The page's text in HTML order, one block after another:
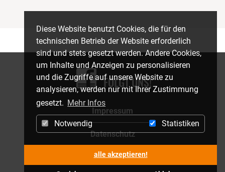
FOLGT UNS!
Impressum
Datenschutz
Nach oben springen
Diese Website benutzt Cookies, die für den
technischen Betrieb der Website erforderlich
sind und stets gesetzt werden. Andere Cookies,
um Inhalte und Anzeigen zu personalisieren
und die Zugriffe auf unsere Website zu
analysieren, werden nur mit Ihrer Zustimmung
gesetzt. Mehr Infos
Notwendig Statistiken
alle akzeptieren!